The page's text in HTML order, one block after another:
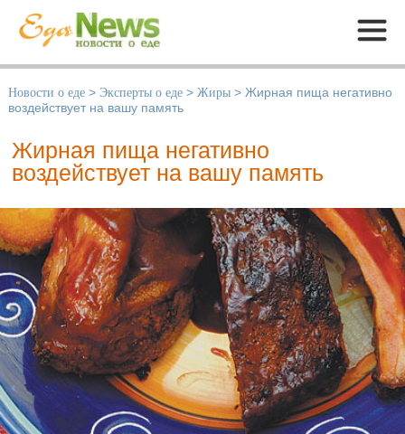
Меню
Новости о еде > Эксперты о еде > Жиры > Жирная пища негативно
воздействует на вашу память
Жирная пища негативно
воздействует на вашу память